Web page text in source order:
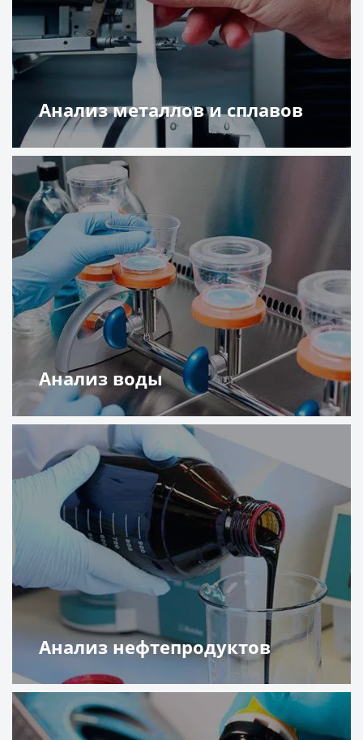
Анализ металлов и сплавов
Подробнее
Анализ воды
Подробнее
Анализ нефтепродуктов
Подробнее